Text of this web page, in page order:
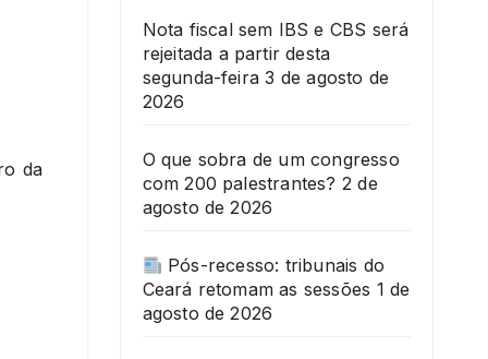
da
Nota fiscal sem IBS e CBS será
rejeitada a partir desta
segunda-feira 3 de agosto de
2026
O que sobra de um congresso
com 200 palestrantes? 2 de
agosto de 2026
Pós-recesso: tribunais do
Ceará retomam as sessões 1 de
agosto de 2026